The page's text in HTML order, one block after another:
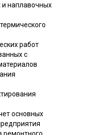
наплавочных
работ
с
основных